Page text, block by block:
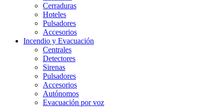
Cerraduras
Hoteles
Pulsadores
Accesorios
Incendio y Evacuación
Centrales
Detectores
Sirenas
Pulsadores
Accesorios
Autónomos
Evacuación por voz